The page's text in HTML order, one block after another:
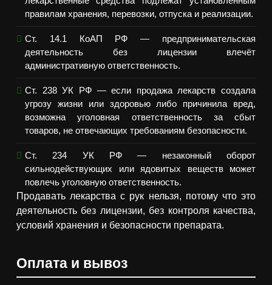
правилам хранения, перевозки, отпуска и реализации.
Ст. 14.1 КоАП РФ — предпринимательская
деятельность без лицензии влечёт
административную ответственность.
Ст. 238 УК РФ — если продажа лекарств создала
угрозу жизни или здоровью либо причинила вред,
возможна уголовная ответственность за сбыт
товаров, не отвечающих требованиям безопасности.
Ст. 234 УК РФ — незаконный оборот
сильнодействующих или ядовитых веществ может
повлечь уголовную ответственность.
Продавать лекарства с рук нельзя, потому что это
деятельность без лицензии, без контроля качества,
условий хранения и безопасности препарата.
Оплата и вывоз